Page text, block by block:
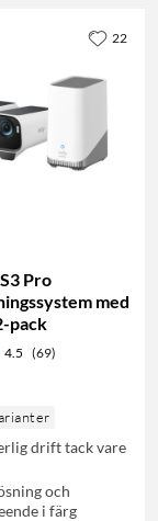
Pro
med
pack
4.5 (69)
drift tack vare
och
i färg
22